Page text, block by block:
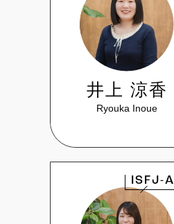
井上 涼香
Ryouka Inoue
ISFJ-A